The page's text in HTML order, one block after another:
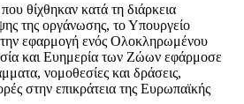
θίχθηκαν κατά τη διάρκεια
της οργάνωσης, το Υπουργείο
εφαρμογή ενός Ολοκληρωμένου
και Ευημερία των Ζώων εφάρμοσε
νομοθεσίες και δράσεις,
στην επικράτεια της Ευρωπαϊκής